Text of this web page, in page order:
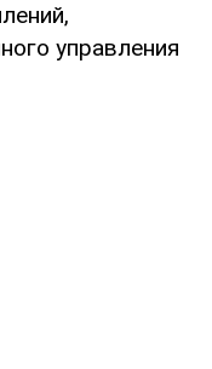
управления